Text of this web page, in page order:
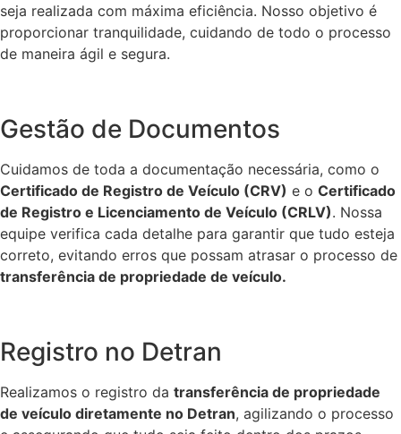
seja realizada com máxima eficiência. Nosso objetivo é
proporcionar tranquilidade, cuidando de todo o processo
de maneira ágil e segura.
Gestão de Documentos
Cuidamos de toda a documentação necessária, como o
Certificado de Registro de Veículo (CRV) e o Certificado
de Registro e Licenciamento de Veículo (CRLV). Nossa
equipe verifica cada detalhe para garantir que tudo esteja
correto, evitando erros que possam atrasar o processo de
transferência de propriedade de veículo.
Registro no Detran
Realizamos o registro da transferência de propriedade
de veículo diretamente no Detran, agilizando o processo